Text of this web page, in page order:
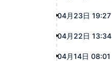
04月23日 19:27
04月22日 13:34
04月14日 08:01